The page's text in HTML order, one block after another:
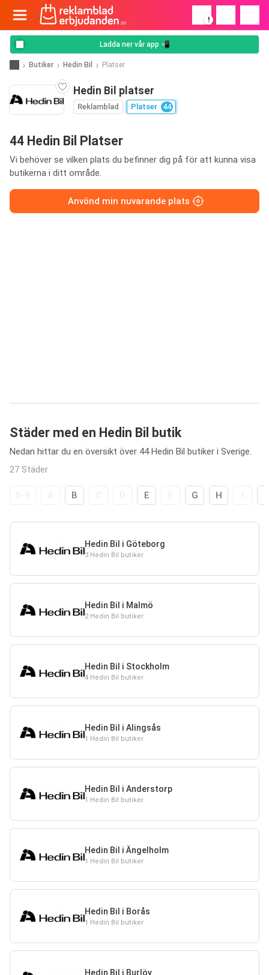
!
Ladda ner vår app 📲
Butiker Hedin Bil Platser
Hedin Bil platser
Reklamblad Platser 44
44 Hedin Bil Platser
Vi behöver se vilken plats du befinner dig på för att kunna visa
butikerna i ditt område.
Anvönd min nuvarande plats
Städer med en Hedin Bil butik
Nedan hittar du en översikt över 44 Hedin Bil butiker i Sverige.
27 Städer
B E G H
Hedin Bil i Göteborg
3 Hedin Bil butiker
Hedin Bil i Malmö
2 Hedin Bil butiker
Hedin Bil i Stockholm
4 Hedin Bil butiker
Hedin Bil i Alingsås
1 Hedin Bil butiker
Hedin Bil i Anderstorp
1 Hedin Bil butiker
Hedin Bil i Ängelholm
1 Hedin Bil butiker
Hedin Bil i Borås
1 Hedin Bil butiker
Hedin Bil i Burlöv